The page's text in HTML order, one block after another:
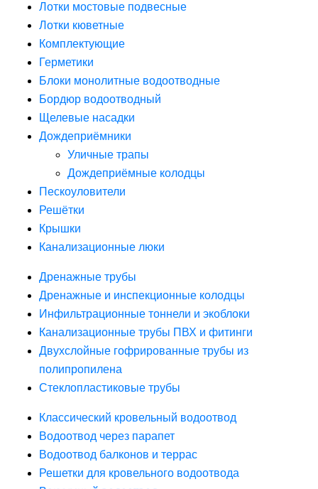
Лотки мостовые подвесные
Лотки кюветные
Комплектующие
Герметики
Блоки монолитные водоотводные
Бордюр водоотводный
Щелевые насадки
Дождеприёмники
Уличные трапы
Дождеприёмные колодцы
Пескоуловители
Решётки
Крышки
Канализационные люки
Дренажные трубы
Дренажные и инспекционные колодцы
Инфильтрационные тоннели и экоблоки
Канализационные трубы ПВХ и фитинги
Двухслойные гофрированные трубы из
полипропилена
Стеклопластиковые трубы
Классический кровельный водоотвод
Водоотвод через парапет
Водоотвод балконов и террас
Решетки для кровельного водоотвода